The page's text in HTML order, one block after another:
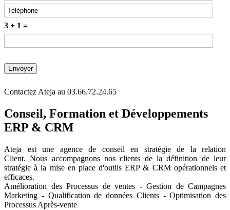
3 + 1 =
Contactez Ateja au 03.66.72.24.65
Conseil, Formation et Développements
ERP & CRM
Ateja est une agence de conseil en stratégie de la relation
Client.Nous accompagnons nos clients de la définition de leur
stratégie à la mise en place d'outils ERP & CRM opérationnels et
efficaces.
Amélioration des Processus de ventes - Gestion de Campagnes
Marketing - Qualification de données Clients - Optimisation des
Processus Après-vente